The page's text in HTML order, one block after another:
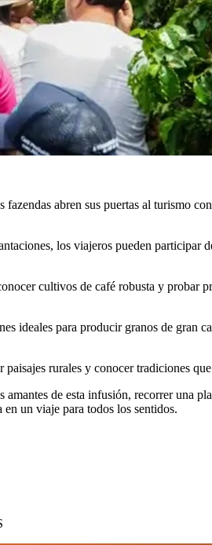
abren sus puertas al turismo
los viajeros pueden participar
cultivos de café robusta y probar
ideales para producir granos de gran
rurales y conocer tradiciones
de esta infusión, recorrer una
un viaje para todos los sentidos.